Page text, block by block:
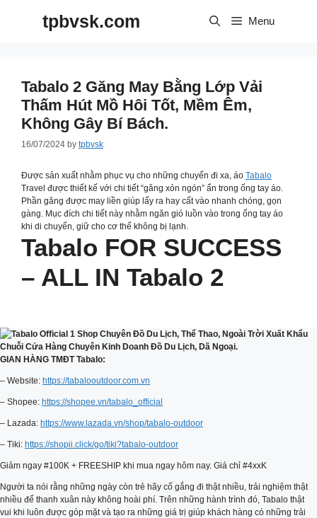
tpbvsk.com Menu
Tabalo 2 Găng May Bằng Lớp Vải
Thấm Hút Mồ Hôi Tốt, Mềm Êm,
Không Gây Bí Bách.
16/07/2024 by tpbvsk
Được sản xuất nhằm phục vụ cho những chuyến đi xa, áo Tabalo
Travel được thiết kế với chi tiết “găng xỏn ngón” ẩn trong ống tay áo.
Phần găng được may liền giúp lấy ra hay cất vào nhanh chóng, gọn
gàng. Mục đích chi tiết này nhằm ngăn gió luồn vào trong ống tay áo
khi di chuyển, giữ cho cơ thể không bị lạnh.
Tabalo FOR SUCCESS
– ALL IN Tabalo 2
GIAN HÀNG TMĐT Tabalo:
– Website: https://tabalooutdoor.com.vn
– Shopee: https://shopee.vn/tabalo_official
– Lazada: https://www.lazada.vn/shop/tabalo-outdoor
– Tiki: https://shopii.click/go/tiki?tabalo-outdoor
Giảm ngay #100K + FREESHIP khi mua ngay hôm nay. Giá chỉ #4xxK
Người ta nói rằng những ngày còn trẻ hãy cố gắng đi thật nhiều, trải nghiệm thật
nhiều để thanh xuân này không hoài phí. Trên những hành trình đó, Tabalo thật
vui khi luôn được góp mặt và tạo ra những giá trị giúp khách hàng có những trải